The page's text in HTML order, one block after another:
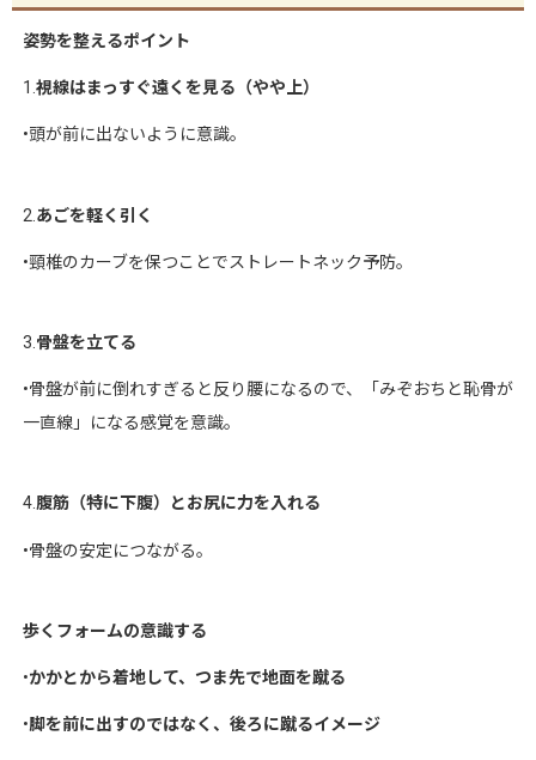
姿勢を整えるポイント
1.視線はまっすぐ遠くを見る（やや上）
•頭が前に出ないように意識。
2. あごを軽く引く
•頸椎のカーブを保つことでストレートネック予防。
3. 骨盤を立てる
•骨盤が前に倒れすぎると反り腰になるので、「みぞおちと恥骨が
一直線」になる感覚を意識。
4.腹筋（特に下腹）とお尻に力を入れる
•骨盤の安定につながる。
歩くフォームの意識する
•かかとから着地して、つま先で地面を蹴る
•脚を前に出すのではなく、後ろに蹴るイメージ